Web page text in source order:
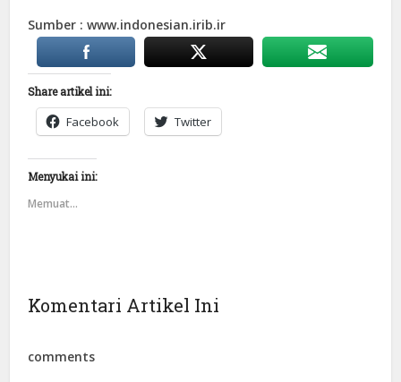
Sumber : www.indonesian.irib.ir
Share artikel ini:
Facebook Twitter
Menyukai ini:
Memuat...
Komentari Artikel Ini
comments